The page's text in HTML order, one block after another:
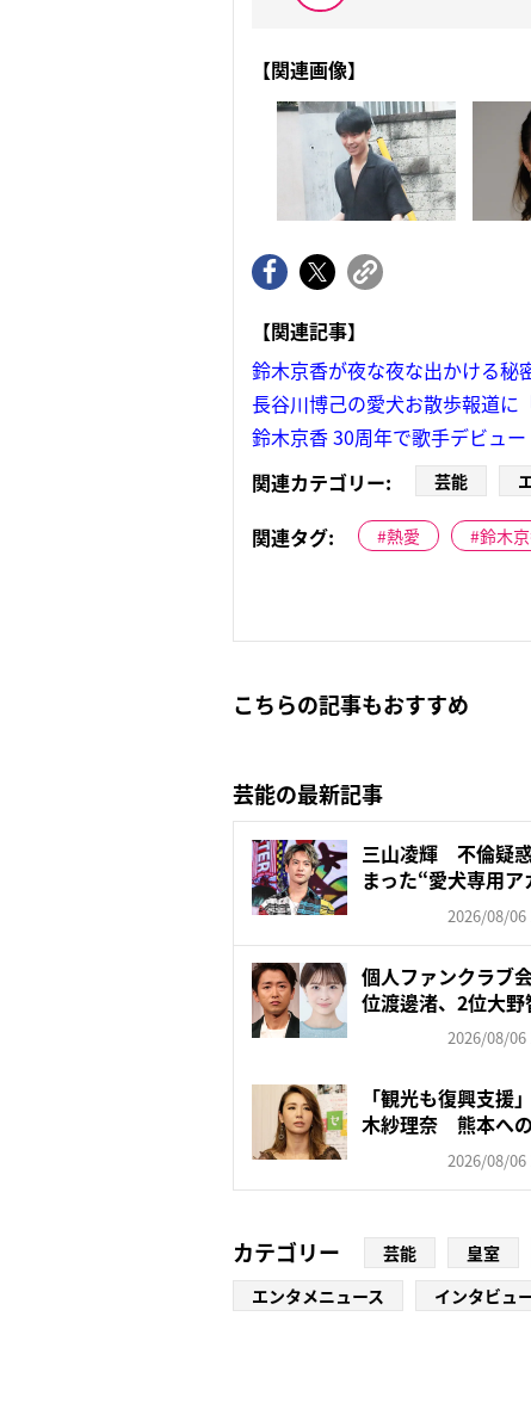
【関連画像】
【関連記事】
鈴木京香が夜な夜な出かける秘
長谷川博己の愛犬お散歩報道に
鈴木京香 30周年で歌手デビュ
関連カテゴリー:
芸能
関連タグ: 熱愛 鈴木
こちらの記事もおすすめ
芸能の最新記事
三山凌輝 不倫疑
まった“愛犬専用
2026/08/06
個人ファンクラブ
位渡邊渚、2位大
2026/08/06
「観光も復興支援
木紗理奈 熊本へ
2026/08/06
カテゴリー 芸能 皇室
エンタメニュース
インタビュ